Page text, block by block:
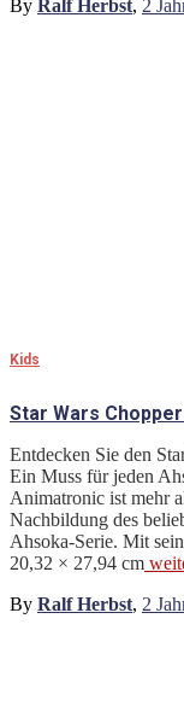
By Ralf Herbst, 2
Kids
Star Wars
Entdecken Sie den
Ein Muss für jeden
Animatronic ist mehr
Nachbildung des
Ahsoka-Serie. Mit
20,32 × 27,94 cm
By Ralf Herbst, 2